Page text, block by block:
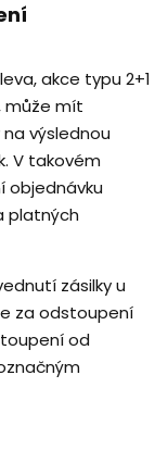
akce typu 2+1
může mít
výslednou
V takovém
objednávku
platných
zásilky u
za odstoupení
od